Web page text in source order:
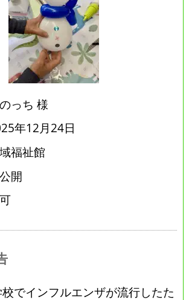
っち 様
年12月24日
福祉館
開
でインフルエンザが流行したた